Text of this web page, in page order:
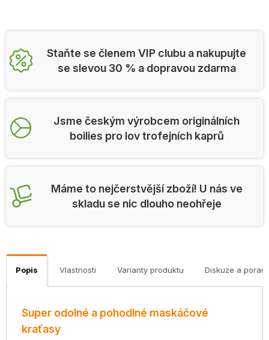
Staňte se členem VIP clubu a nakupujte
se slevou 30 % a dopravou zdarma
Jsme českým výrobcem originálních
boilies pro lov trofejních kaprů
Máme to nejčerstvější zboží! U nás ve
skladu se nic dlouho neohřeje
Popis Vlastnosti Varianty produktu Diskuze a
Super odolné a pohodlné maskáčové
kraťasy